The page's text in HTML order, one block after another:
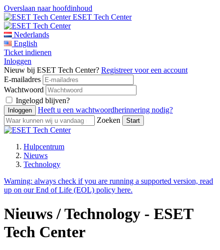
Overslaan naar hoofdinhoud
ESET Tech Center
Nederlands
English
Ticket indienen
Inloggen
Nieuw bij ESET Tech Center? Registreer voor een account
E-mailadres
Wachtwoord
Ingelogd blijven?
Heeft u een wachtwoordherinnering nodig?
Zoeken
Hulpcentrum
Nieuws
Technology
Warning: always check if you are running a supported version, read
up on our End of Life (EOL) policy here.
Nieuws / Technology - ESET
Tech Center